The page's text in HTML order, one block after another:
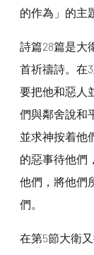
的作為」的主
詩篇28篇是大
首祈禱詩。在
要把他和惡人
們與鄰舍說和
並求神按着他
的惡事待他們
他們，將他們
們。
在第5節大衛